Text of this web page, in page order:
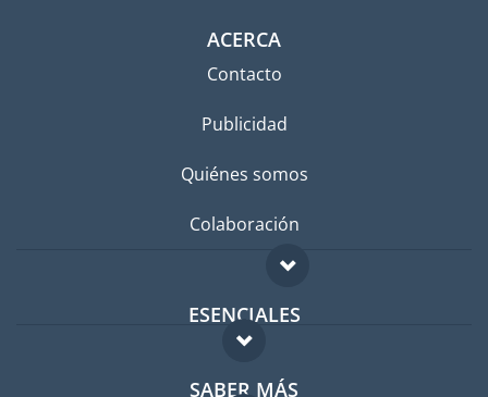
ACERCA
Contacto
Publicidad
Quiénes somos
Colaboración
ESENCIALES
Foro para expatriados
SABER MÁS